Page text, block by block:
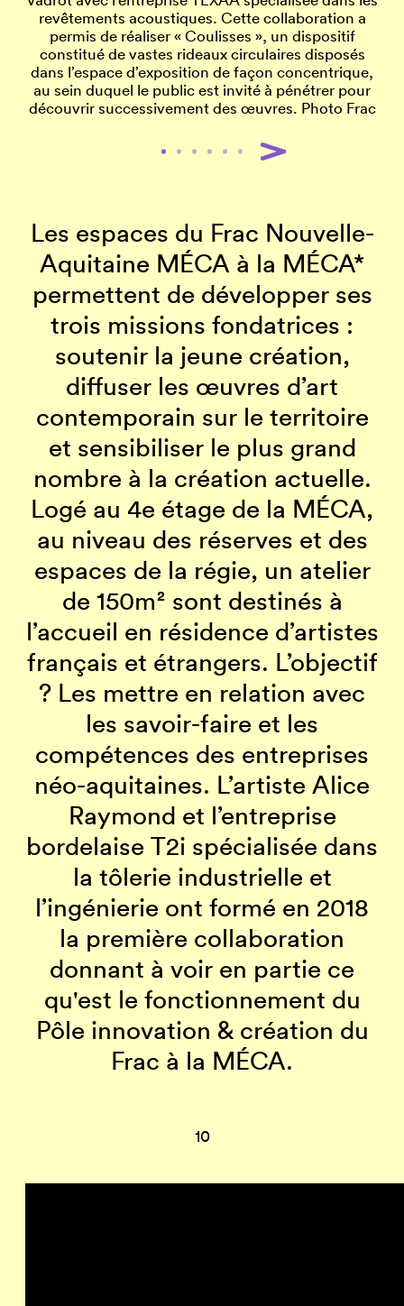
revêtements acoustiques. Cette collaboration a
permis de réaliser « Coulisses », un dispositif
constitué de vastes rideaux circulaires disposés
dans l’espace d’exposition de façon concentrique,
au sein duquel le public est invité à pénétrer pour
découvrir successivement des œuvres. Photo Frac
Les espaces du Frac Nouvelle-
Aquitaine MÉCA à la MÉCA*
permettent de développer ses
trois missions fondatrices :
soutenir la jeune création,
diffuser les œuvres d’art
contemporain sur le territoire
et sensibiliser le plus grand
nombre à la création actuelle.
Logé au 4e étage de la MÉCA,
au niveau des réserves et des
espaces de la régie, un atelier
de 150m² sont destinés à
l’accueil en résidence d’artistes
français et étrangers. L’objectif
? Les mettre en relation avec
les savoir-faire et les
compétences des entreprises
néo-aquitaines. L’artiste Alice
Raymond et l’entreprise
bordelaise T2i spécialisée dans
la tôlerie industrielle et
l’ingénierie ont formé en 2018
la première collaboration
donnant à voir en partie ce
qu'est le fonctionnement du
Pôle innovation & création du
Frac à la MÉCA.
10